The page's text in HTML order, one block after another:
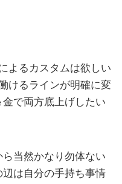
よるカスタムは欲しい
けるラインが明確に変
で両方底上げしたい
当然かなり勿体ない
は自分の手持ち事情